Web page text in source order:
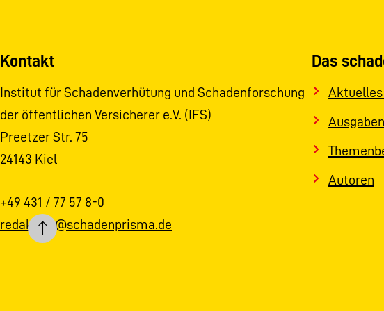
Kontakt
Institut für Schadenverhütung und Schadenforschung
der öffentlichen Versicherer e.V. (IFS)
Preetzer Str. 75
24143 Kiel
+49 431 / 77 57 8-0
redaktion@schadenprisma.de
Das
Ausgaben
Autoren